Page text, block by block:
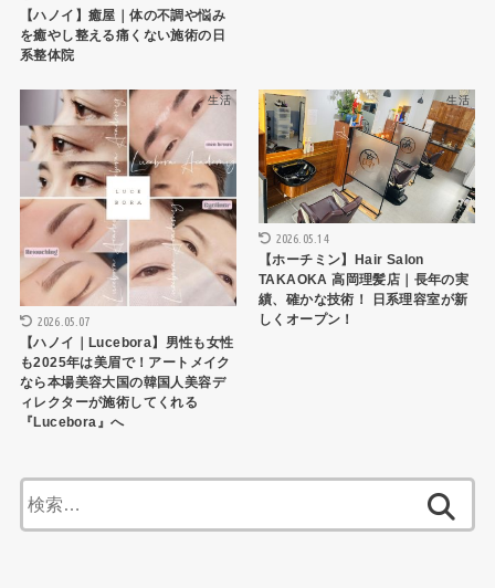
【ハノイ】癒屋｜体の不調や悩み
を癒やし整える痛くない施術の日
系整体院
生活
2026.05.07
【ハノイ｜Lucebora】男性も女性
も2025年は美眉で！アートメイク
なら本場美容大国の韓国人美容デ
ィレクターが施術してくれる
『Lucebora』へ
生活
2026.05.14
【ホーチミン】Hair Salon
TAKAOKA 高岡理髪店｜長年の実
績、確かな技術！ 日系理容室が新
しくオープン！
索: